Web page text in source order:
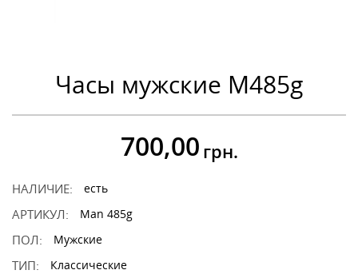
Часы мужские M485g
700,00 грн.
НАЛИЧИЕ: есть
АРТИКУЛ: Man 485g
ПОЛ: Мужские
ТИП: Классические